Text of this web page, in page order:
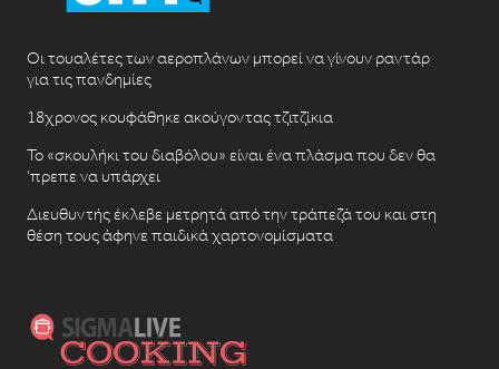
Οι τουαλέτες των αεροπλάνων μπορεί να γίνουν ραντάρ
για τις πανδημίες
18χρονος κουφάθηκε ακούγοντας τζιτζίκια
Το «σκουλήκι του διαβόλου» είναι ένα πλάσμα που δεν θα
‘πρεπε να υπάρχει
Διευθυντής έκλεβε μετρητά από την τράπεζά του και στη
θέση τους άφηνε παιδικά χαρτονομίσματα